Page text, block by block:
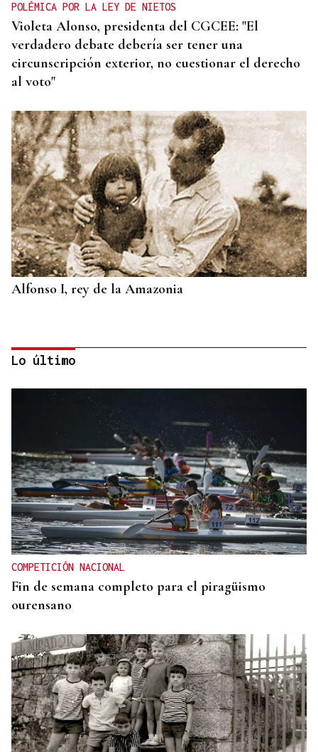
POLÉMICA POR LA LEY DE NIETOS
Violeta Alonso, presidenta del CGCEE: "El
verdadero debate debería ser tener una
circunscripción exterior, no cuestionar el derecho
al voto"
Alfonso I, rey de la Amazonia
BIOGRAFÍAS
Jesusa Prado López, la fuerza ourensana que
iluminó La Habana
Lo último
COMPETICIÓN NACIONAL
Fin de semana completo para el piragüismo
ourensano